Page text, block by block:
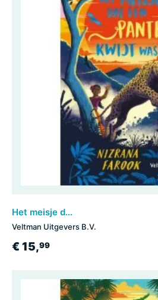
Het meisje dat een panter kwijt was
Veltman Uitgevers B.V.
€ 15,99